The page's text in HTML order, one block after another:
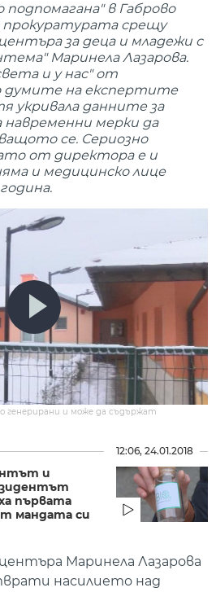
подпомагана" в Габрово
прокуратурата срещу
за деца и младежи с
Маринела Лазарова.
и у нас" от
на експертите
укривала данните за
навременни мерки да
се. Сериозно
от директора е и
и медицинско лице
и може да съдържат
и
първата
мандата си
12:06, 24.01.2018
Маринела Лазарова
насилието над